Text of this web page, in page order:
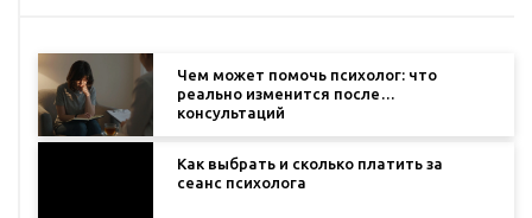
Чем может помочь психолог: что
реально изменится после
консультаций
Как выбрать и сколько платить за
сеанс психолога